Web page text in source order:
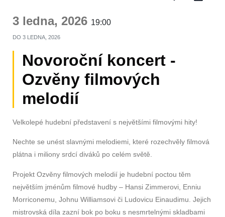
3 ledna, 2026 19:00
DO 3 LEDNA, 2026
Novoroční koncert -
Ozvěny filmových
melodií
Velkolepé hudební představení s největšími filmovými hity!
Nechte se unést slavnými melodiemi, které rozechvěly filmová
plátna i miliony srdcí diváků po celém světě.
Projekt Ozvěny filmových melodií je hudební poctou těm
největším jménům filmové hudby – Hansi Zimmerovi, Enniu
Morriconemu, Johnu Williamsovi či Ludovicu Einaudimu. Jejich
mistrovská díla zazní bok po boku s nesmrtelnými skladbami